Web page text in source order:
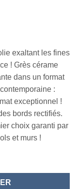
exaltant les fines
! Grès cérame
dans un format
:
exceptionnel !
bords rectifiés.
choix garanti par
et murs !